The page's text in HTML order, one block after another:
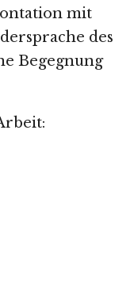
mit
des
Begegnung